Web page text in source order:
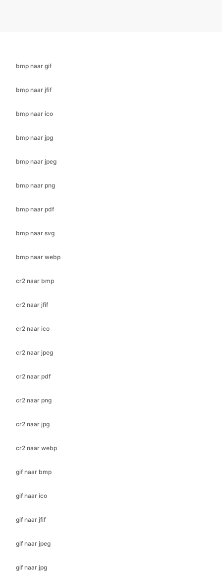
bmp naar ico
bmp naar jpg
bmp naar jpeg
bmp naar png
bmp naar pdf
bmp naar svg
bmp naar webp
cr2 naar bmp
cr2 naar jfif
cr2 naar ico
cr2 naar jpeg
cr2 naar pdf
cr2 naar png
cr2 naar jpg
cr2 naar webp
gif naar bmp
gif naar ico
gif naar jfif
gif naar jpeg
gif naar jpg
gif naar pdf
gif naar png